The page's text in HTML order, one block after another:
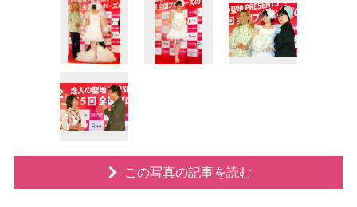
この写真の記事を読む